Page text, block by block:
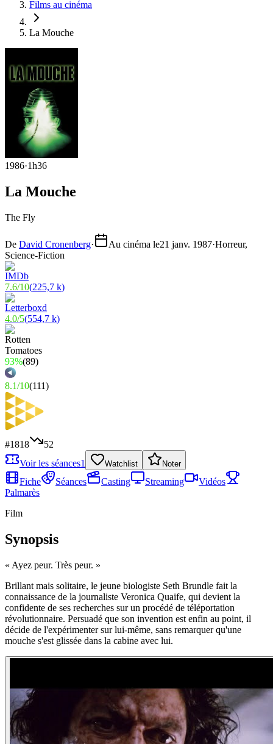
Films au cinéma
La Mouche
1986·1h36
La Mouche
The Fly
De David Cronenberg· Au cinéma le21 janv. 1987·Horreur,
Science-Fiction
7.6/10(225,7 k)
4.0/5(554,7 k)
93%(89)
8.1/10(111)
#1818
52
Voir les séances1 Watchlist Noter
Fiche Séances Casting Streaming
Vidéos
Palmarès
Film
Synopsis
« Ayez peur. Très peur. »
Brillant mais solitaire, le jeune biologiste Seth Brundle fait la
connaissance de la journaliste Veronica Quaife, qui devient la
confidente de ses recherches sur un procédé de téléportation
révolutionnaire. Persuadé que son invention est enfin au point, il
décide de l'expérimenter sur lui-même, sans remarquer qu'une
mouche s'est glissée dans la cabine avec lui.